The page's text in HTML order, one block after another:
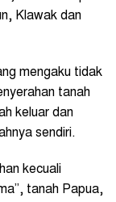
Klawak dan
mengaku tidak
tanah
keluar dan
sendiri.
kecuali
tanah Papua,